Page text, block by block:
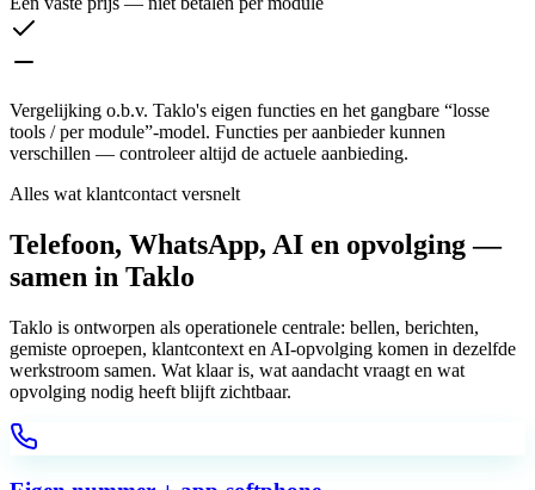
Vergelijking o.b.v. Taklo's eigen functies en het gangbare “losse
tools / per module”-model. Functies per aanbieder kunnen
verschillen — controleer altijd de actuele aanbieding.
Alles wat klantcontact versnelt
Telefoon, WhatsApp, AI en opvolging —
samen in Taklo
Taklo is ontworpen als operationele centrale: bellen, berichten,
gemiste oproepen, klantcontext en AI-opvolging komen in dezelfde
werkstroom samen. Wat klaar is, wat aandacht vraagt en wat
opvolging nodig heeft blijft zichtbaar.